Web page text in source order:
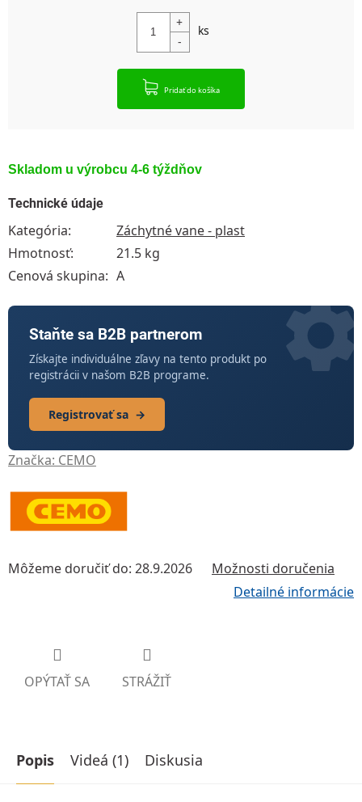
Skladom u výrobcu 4-6 týždňov
Značka: CEMO
Môžeme doručiť do: 28.9.2026 Možnosti doručenia
Pridať do košíka
Detailné informácie
OPÝTAŤ SA STRÁŽIŤ
Technické údaje
Kategória:
Záchytné vane - plast
Hmotnosť:
21.5 kg
Cenová skupina: A
Staňte sa B2B partnerom
Získajte individuálne zľavy na tento produkt po
registrácii v našom B2B programe.
Registrovať sa →
Popis Videá (1) Diskusia